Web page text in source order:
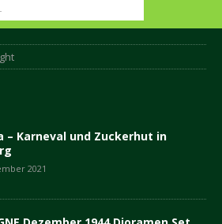
– Karneval und Zuckerhut in
2021